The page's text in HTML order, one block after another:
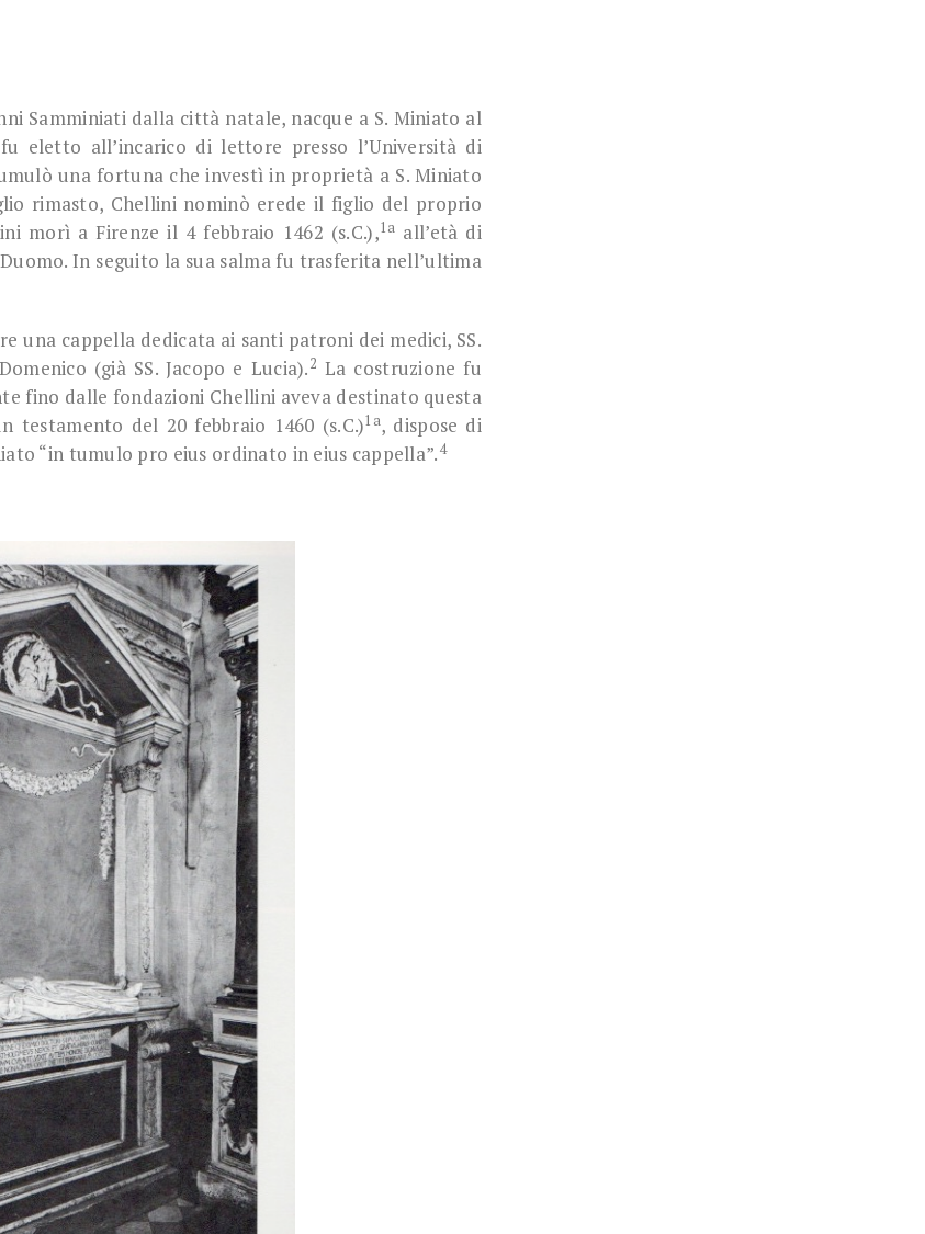
Samminiati dalla città natale, nacque a S. Miniato al
eletto all’incarico di lettore presso l’Università di
una fortuna che investì in proprietà a S. Miniato
rimasto, Chellini nominò erede il figlio del proprio
morì a Firenze il 4 febbraio 1462 (s.C.),1a all’età di
In seguito la sua salma fu trasferita nell’ultima
cappella dedicata ai santi patroni dei medici, SS.
(già SS. Jacopo e Lucia).2 La costruzione fu
fino dalle fondazioni Chellini aveva destinato questa
del 20 febbraio 1460 (s.C.)1a, dispose di
“in tumulo pro eius ordinato in eius cappella”.4